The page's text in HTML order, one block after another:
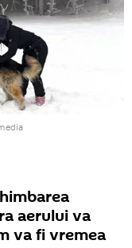
aerului va
va fi vremea